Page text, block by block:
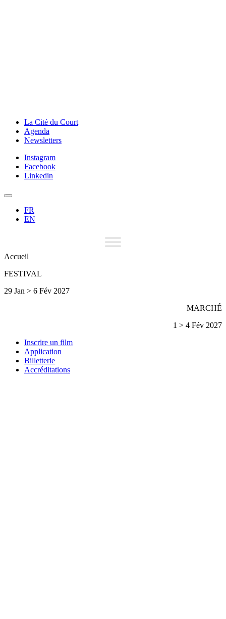
La Cité du Court
Agenda
Newsletters
Instagram
Facebook
Linkedin
FR
EN
Accueil
FESTIVAL
29 Jan > 6 Fév 2027
MARCHÉ
1 > 4 Fév 2027
Inscrire un film
Application
Billetterie
Accréditations